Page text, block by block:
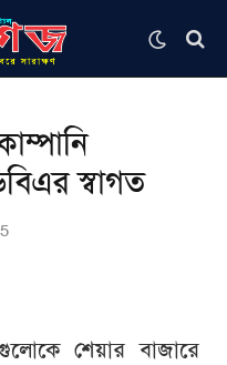
স্বাগত
5
শেয়ার বাজারে